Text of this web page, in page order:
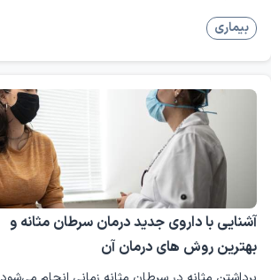
سرطان مثانه
تومورهای حالب
بیماری
آشنایی با داروی جدید درمان سرطان مثانه و
بهترین روش های درمان آن
برداشتن مثانه در سرطان مثانه زمانی انجام می‌شود